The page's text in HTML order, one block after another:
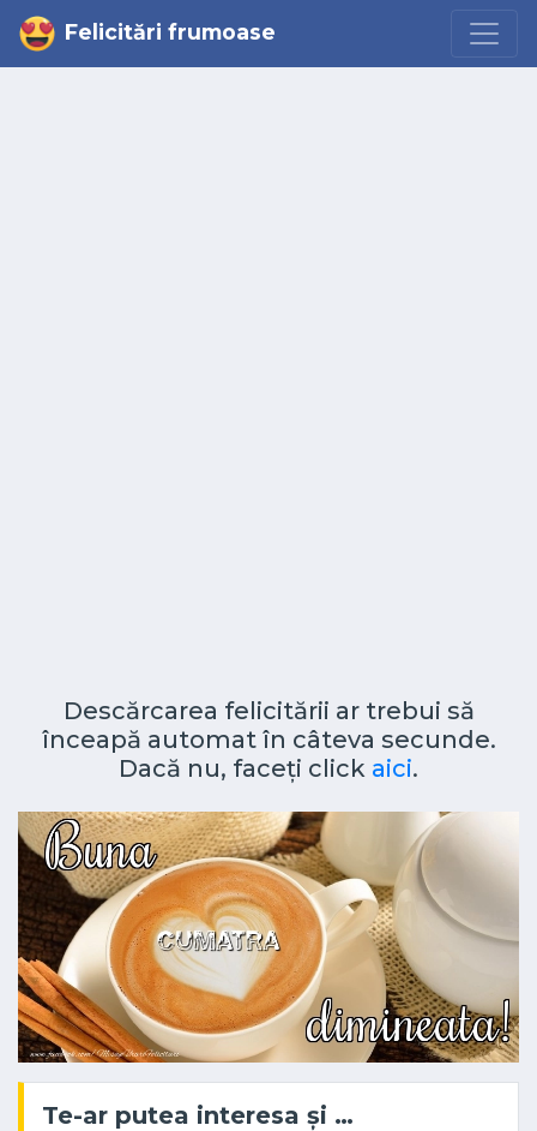
Felicitări frumoase
Descărcarea felicitării ar trebui să
înceapă automat în câteva secunde.
Dacă nu, faceți click aici.
Te-ar putea interesa și …